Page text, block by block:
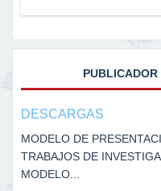
PUBLICADOR
DESCARGAS
MODELO DE
TRABAJOS DE
MODELO...